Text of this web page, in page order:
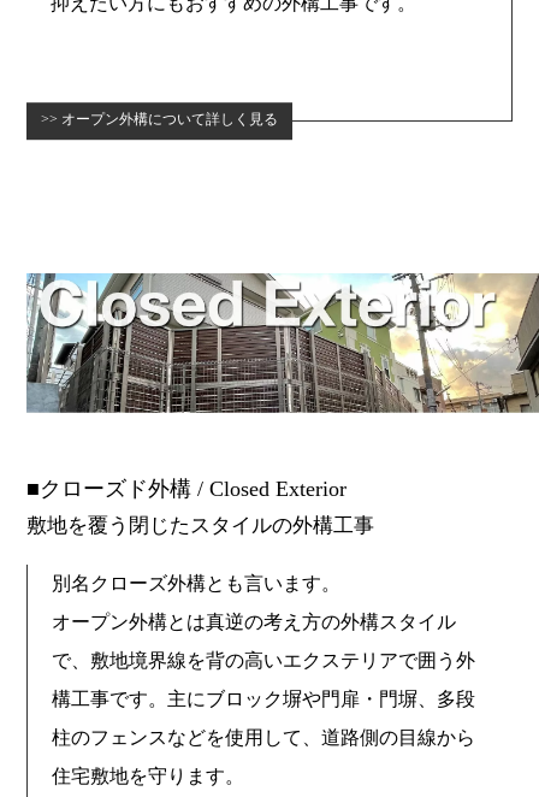
オープン外構について詳しく見る
クローズド外構 / Closed Exterior
敷地を覆う閉じたスタイルの外構工事
別名クローズ外構とも言います。
オープン外構とは真逆の考え方の外構スタイル
で、敷地境界線を背の高いエクステリアで囲う外
構工事です。主にブロック塀や門扉・門塀、多段
柱のフェンスなどを使用して、道路側の目線から
住宅敷地を守ります。